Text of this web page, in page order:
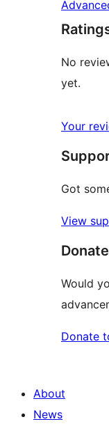
No
yet.
Your
Got
View
Donate
Would
Donate
About
News